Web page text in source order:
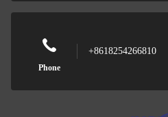
Phone
+8618254266810